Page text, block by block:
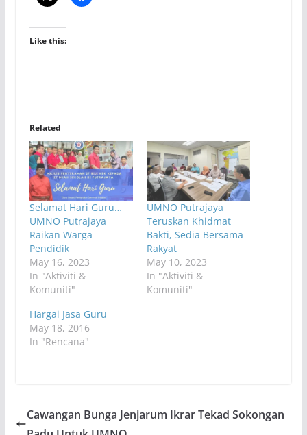
Like this:
Related
Selamat Hari Guru…
UMNO Putrajaya
Raikan Warga
Pendidik
May 16, 2023
In "Aktiviti &
Komuniti"
UMNO Putrajaya
Teruskan Khidmat
Bakti, Sedia Bersama
Rakyat
May 10, 2023
In "Aktiviti &
Komuniti"
Hargai Jasa Guru
May 18, 2016
In "Rencana"
Cawangan Bunga Jenjarum Ikrar Tekad Sokongan